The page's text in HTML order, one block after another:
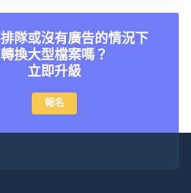
隊或沒有廣告的情況下
轉換大型檔案嗎？
立即升級
報名